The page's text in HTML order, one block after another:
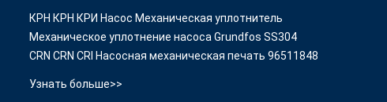
КРН КРН КРИ Насос Механическая уплотнитель
Механическое уплотнение насоса Grundfos SS304
CRN CRN CRI Насосная механическая печать 96511848
Узнать больше>>